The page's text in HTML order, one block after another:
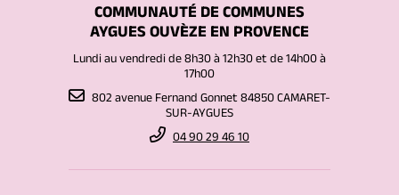
COMMUNAUTÉ DE COMMUNES
AYGUES OUVÈZE EN PROVENCE
Lundi au vendredi de 8h30 à 12h30 et de 14h00 à
17h00
802 avenue Fernand Gonnet 84850 CAMARET-
SUR-AYGUES
04 90 29 46 10